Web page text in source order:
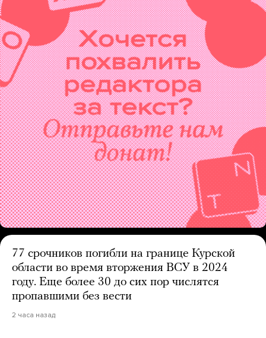
77 срочников погибли на границе Курской
области во время вторжения ВСУ в 2024
году. Еще более 30 до сих пор числятся
пропавшими без вести
2 часа назад